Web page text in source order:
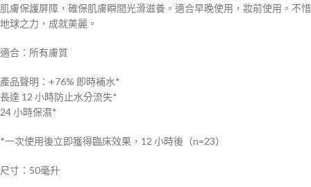
肌膚保護屏障，確保肌膚瞬間光滑滋養。適合早晚使用，妝前使用。不惜
地球之力，成就美麗。
適合：所有膚質
產品聲明：+76% 即時補水*
長達 12 小時防止水分流失*
24 小時保濕*
*一次使用後立即獲得臨床效果，12 小時後（n=23）
尺寸：50毫升